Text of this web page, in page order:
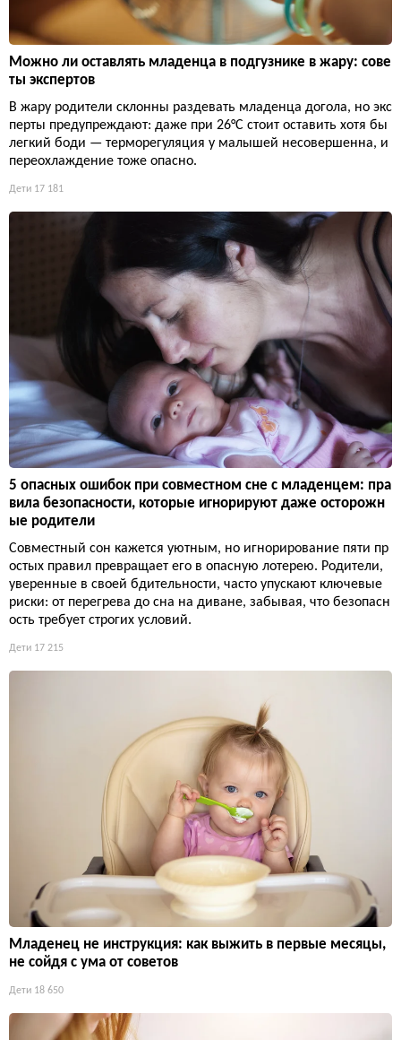
Можно ли оставлять младенца в подгузнике в жару: сове
ты экспертов
В жару родители склонны раздевать младенца догола, но экс
перты предупреждают: даже при 26°C стоит оставить хотя бы
легкий боди — терморегуляция у малышей несовершенна, и
переохлаждение тоже опасно.
Дети 17 181
5 опасных ошибок при совместном сне с младенцем: пра
вила безопасности, которые игнорируют даже осторожн
ые родители
Совместный сон кажется уютным, но игнорирование пяти пр
остых правил превращает его в опасную лотерею. Родители,
уверенные в своей бдительности, часто упускают ключевые
риски: от перегрева до сна на диване, забывая, что безопасн
ость требует строгих условий.
Дети 17 215
Младенец не инструкция: как выжить в первые месяцы,
не сойдя с ума от советов
Дети 18 650